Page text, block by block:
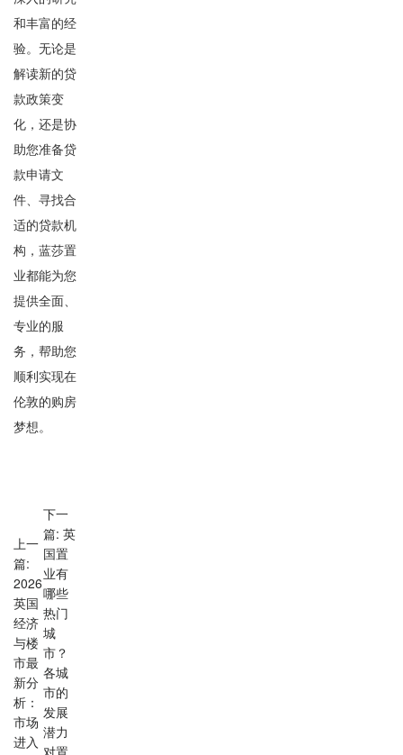
和丰富的经
验。无论是
解读新的贷
款政策变
化，还是协
助您准备贷
款申请文
件、寻找合
适的贷款机
构，蓝莎置
业都能为您
提供全面、
专业的服
务，帮助您
顺利实现在
伦敦的购房
梦想。
上一
篇:
2026
英国
经济
与楼
市最
新分
析：
市场
进入
下一
篇: 英
国置
业有
哪些
热门
城
市？
各城
市的
发展
潜力
对置